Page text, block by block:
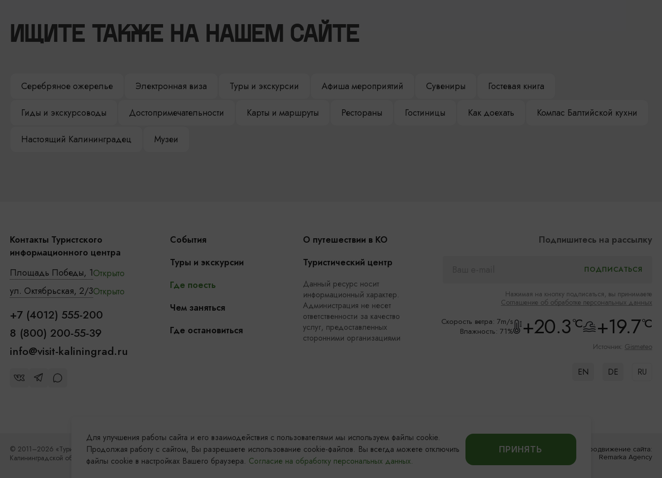
ИЩИТЕ ТАКЖЕ НА НАШЕМ САЙТЕ
Серебряное ожерелье Электронная виза Туры и экскурсии Афиша мероприятий Сувениры Гостевая книга
Гиды и экскурсоводы Достопримечательности Карты и маршруты Рестораны Гостиницы Как доехать Компас Балтийской кухни
Настоящий Калининградец Музеи
Контакты Туристского
информационного центра
Площадь Победы, 1Открыто
ул. Октябрьская, 2/3Открыто
+7 (4012) 555-200
8 (800) 200-55-39
info@visit-kaliningrad.ru
События
Туры и экскурсии
Где поесть
Чем заняться
Где остановиться
О путешествии в КО
Туристический центр
Данный ресурс носит
информационный характер.
Администрация не несет
ответственности за качество
услуг, предоставленных
сторонними организациями
Подпишитесь на рассылку
Нажимая на кнопку подписаться, вы принимаете
Соглашение об обработке персональных данных
Скорость ветра: 7m/s
Влажность: 71%
+20.3°C +19.7°C
Источник: Gismeteo
EN DE RU
© 2011–2026 «Туристский информационный центр
Калининградской области»
Разработка сайта:
«Решение»
Продвижение сайта:
Remarka Agency
Для улучшения работы сайта и его взаимодействия с пользователями мы используем файлы cookie.
Продолжая работу с сайтом, Вы разрешаете использование cookie-файлов. Вы всегда можете отключить
файлы cookie в настройках Вашего браузера. Согласие на обработку персональных данных.
ПРИНЯТЬ